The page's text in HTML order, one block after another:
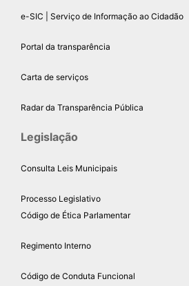
e-SIC | Serviço de Informação ao Cidadão
Portal da transparência
Carta de serviços
Radar da Transparência Pública
Legislação
Consulta Leis Municipais
Processo Legislativo
Código de Ética Parlamentar
Regimento Interno
Código de Conduta Funcional